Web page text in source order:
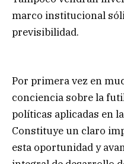
marco institucional
previsibilidad.
Por primera vez en
conciencia sobre la
políticas aplicadas en
Constituye un claro
esta oportunidad y